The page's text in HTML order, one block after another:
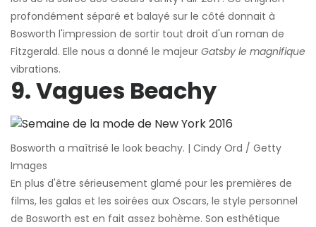
profondément séparé et balayé sur le côté donnait à
Bosworth l'impression de sortir tout droit d'un roman de
Fitzgerald. Elle nous a donné le majeur Gatsby le magnifique
vibrations.
9. Vagues Beachy
Bosworth a maîtrisé le look beachy. | Cindy Ord / Getty
Images
En plus d'être sérieusement glamé pour les premières de
films, les galas et les soirées aux Oscars, le style personnel
de Bosworth est en fait assez bohème. Son esthétique